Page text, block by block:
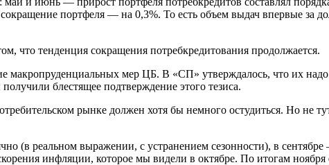
портфеля — на 0,3%. То есть объем выдач впервые за
что тенденция сокращения потребкредитования продолжается.
макропруденциальных мер ЦБ. В «СП» утверждалось, что их
блестящее подтверждение этого тезиса.
рынке должен хотя бы немного остудиться. Но не
(в реальном выражении, с устранением сезонности), в
инфляции, которое мы видели в октябре. По итогам ноября